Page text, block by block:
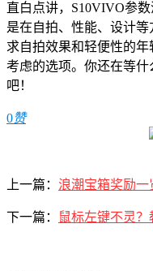
直白点讲，S10VIVO参
是在自拍、性能、设计
求自拍效果和轻便性的
考虑的选项。你还在等
吧！
0赞
上一篇： 浪潮宝箱奖励
下一篇： 鼠标左键不灵